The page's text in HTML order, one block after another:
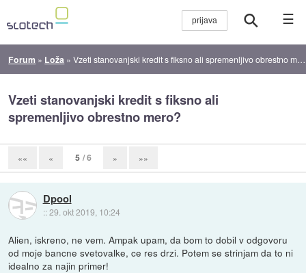
☰
Forum » Loža »Vzeti stanovanjski kredit s fiksno ali spremenljivo obrestno mero?
Vzeti stanovanjski kredit s fiksno ali
spremenljivo obrestno mero?
«« « 5 / 6 » »»
Dpool
::29. okt 2019, 10:24
Alien, iskreno, ne vem. Ampak upam, da bom to dobil v odgovoru
od moje bancne svetovalke, ce res drzi. Potem se strinjam da to ni
idealno za najin primer!